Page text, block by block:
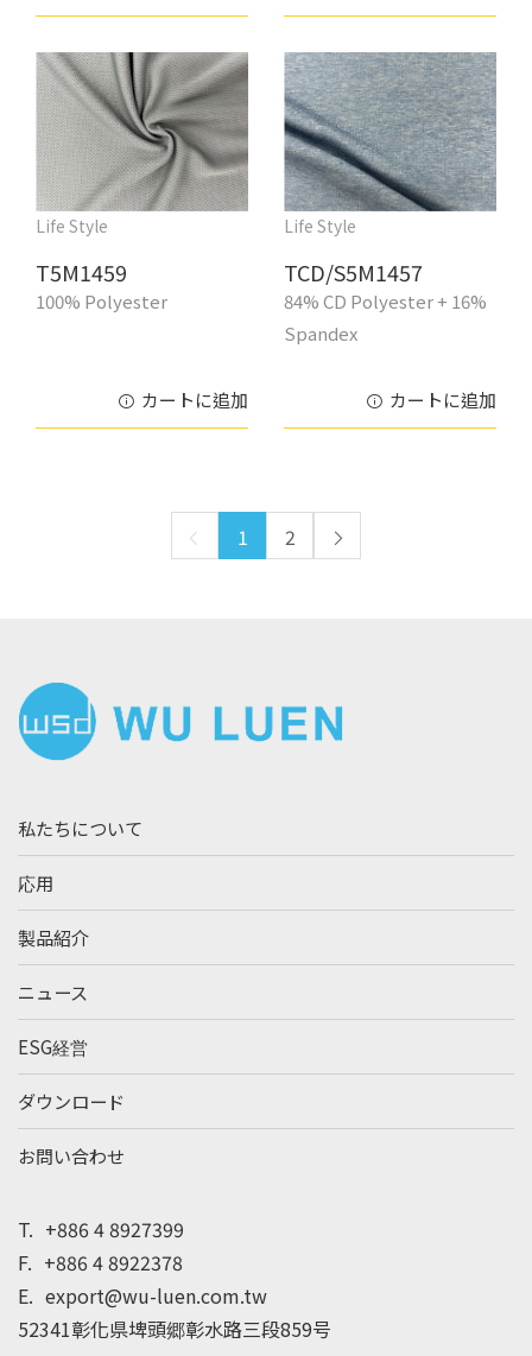
Life Style
T5M1459
100% Polyester
カートに追加
Life Style
TCD/S5M1457
84% CD Polyester + 16%
Spandex
カートに追加
1 2
T. +886 4 8927399
F. +886 4 8922378
E. export@wu-luen.com.tw
52341彰化県埤頭郷彰水路三段859号
私たちについて
応用
製品紹介
ニュース
ESG経営
ダウンロード
お問い合わせ